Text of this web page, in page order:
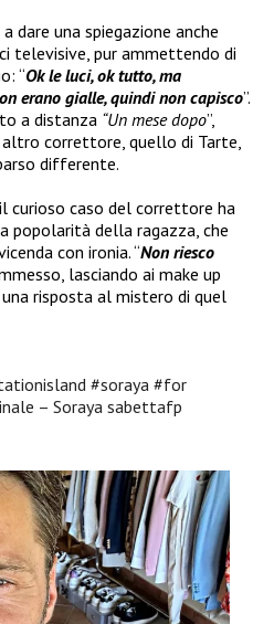
dare una spiegazione anche
televisive, pur ammettendo di
“Ok le luci, ok tutto, ma
erano gialle, quindi non capisco”.
a distanza “Un mese dopo”,
altro correttore, quello di Tarte,
differente.
curioso caso del correttore ha
popolarità della ragazza, che
con ironia. “Non riesco
lasciando ai make up
risposta al mistero di quel
#soraya #for
– Soraya sabettafp